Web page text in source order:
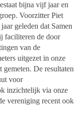
bijna vijf jaar en
Voorzitter Piet
geleden dat Samen
faciliteren de door
van de
uitgezet in onze
De resultaten
voor
inzichtelijk via onze
vereniging recent ook